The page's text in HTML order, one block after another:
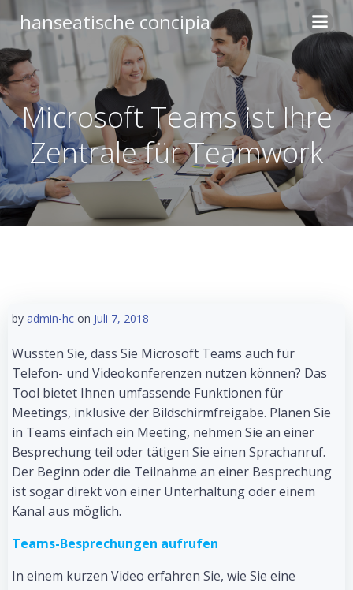
Zum
Inhalt
springen
hanseatische concipia
Microsoft Teams ist Ihre
Zentrale für Teamwork
by admin-hc on Juli 7, 2018
Wussten Sie, dass Sie Microsoft Teams auch für
Telefon- und Videokonferenzen nutzen können? Das
Tool bietet Ihnen umfassende Funktionen für
Meetings, inklusive der Bildschirmfreigabe. Planen Sie
in Teams einfach ein Meeting, nehmen Sie an einer
Besprechung teil oder tätigen Sie einen Sprachanruf.
Der Beginn oder die Teilnahme an einer Besprechung
ist sogar direkt von einer Unterhaltung oder einem
Kanal aus möglich.
Teams-Besprechungen aufrufen
In einem kurzen Video erfahren Sie, wie Sie eine